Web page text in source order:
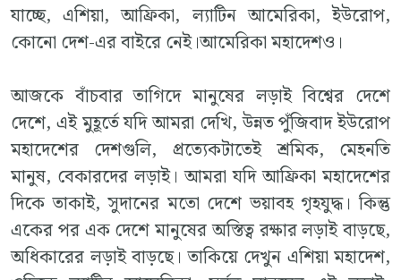
যাচ্ছে, এশিয়া, আফ্রিকা, ল্যাটিন আমেরিকা, ইউরোপ,
কোনো দেশ-এর বাইরে নেই।আমেরিকা মহাদেশও।
আজকে বাঁচবার তাগিদে মানুষের লড়াই বিশ্বের দেশে
দেশে, এই মুহূর্তে যদি আমরা দেখি, উন্নত পুঁজিবাদ ইউরোপ
মহাদেশের দেশগুলি, প্রত্যেকটাতেই শ্রমিক, মেহনতি
মানুষ, বেকারদের লড়াই। আমরা যদি আফ্রিকা মহাদেশের
দিকে তাকাই, সুদানের মতো দেশে ভয়াবহ গৃহযুদ্ধ। কিন্তু
একের পর এক দেশে মানুষের অস্তিত্ব রক্ষার লড়াই বাড়ছে,
অধিকারের লড়াই বাড়ছে। তাকিয়ে দেখুন এশিয়া মহাদেশ,